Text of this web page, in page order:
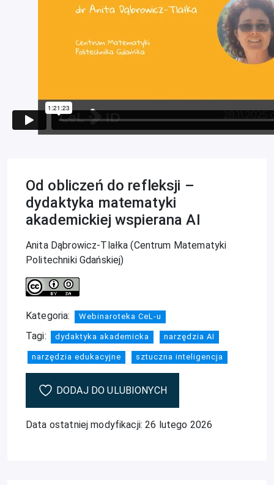
Od obliczeń do refleksji –
dydaktyka matematyki
akademickiej wspierana AI
Anita Dąbrowicz-Tlałka (Centrum Matematyki
Politechniki Gdańskiej)
Kategoria: Webinaroteka CeL-u
Tagi: dydaktyka akademicka narzędzia AI
narzędzia edukacyjne sztuczna inteligencja
DODAJ DO ULUBIONYCH
Data ostatniej modyfikacji: 26 lutego 2026